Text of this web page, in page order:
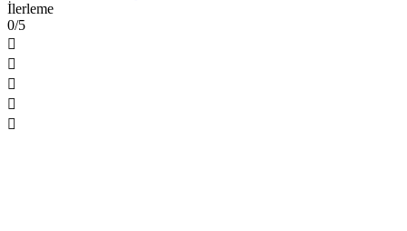
İlerleme
0/5




